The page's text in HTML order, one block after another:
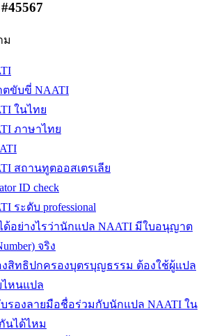
ม
ขับขี่ NAATI
ในไทย
ภาษาไทย
สถานทูตออสเตรเลีย
ID check
ระดับ professional
ด้อย่างไรว่านักแปล NAATI มีใบอนุญาต
จริง
งสิทธิปกครองบุตรบุญธรรม ต้องใช้ผู้แปล
ไหนแปล
รองลายมือชื่อร่วมกับนักแปล NAATI ใน
นได้ไหม